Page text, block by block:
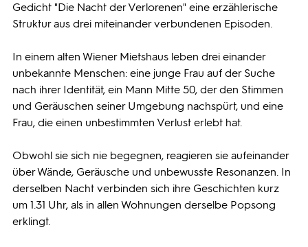
Gedicht "Die Nacht der Verlorenen" eine erzählerische
Struktur aus drei miteinander verbundenen Episoden.
In einem alten Wiener Mietshaus leben drei einander
unbekannte Menschen: eine junge Frau auf der Suche
nach ihrer Identität, ein Mann Mitte 50, der den Stimmen
und Geräuschen seiner Umgebung nachspürt, und eine
Frau, die einen unbestimmten Verlust erlebt hat.
Obwohl sie sich nie begegnen, reagieren sie aufeinander
über Wände, Geräusche und unbewusste Resonanzen. In
derselben Nacht verbinden sich ihre Geschichten kurz
um 1.31 Uhr, als in allen Wohnungen derselbe Popsong
erklingt.